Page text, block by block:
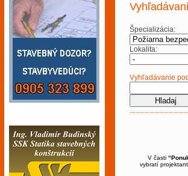
Špecializácia:
Lokalita:
Vyhľadávanie
V časti
vybratí